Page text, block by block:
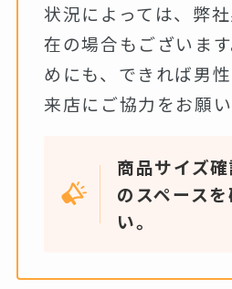
状況によっては、弊
在の場合もございま
めにも、できれば男
来店にご協力をお願い
商品サイズ
のスペース
い。